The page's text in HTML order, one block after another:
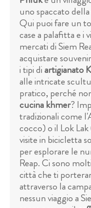
uno spaccato
Qui puoi fare un
case a palafitta e i
mercati di Siem
acquistare
i tipi diartigianato
alle intricate
pratico, perché
cucina khmer?
tradizionali come
cocco) o il Lok
visite in bicicletta
per esplorare le
Reap. Ci sono
città che ti
attraverso la
nessun viaggio a